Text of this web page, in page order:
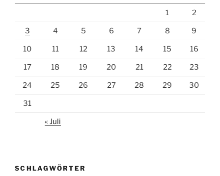
1 2
3 4 5 6 7 8 9
10 11 12 13 14 15 16
17 18 19 20 21 22 23
24 25 26 27 28 29 30
31
« Juli
SCHLAGWÖRTER